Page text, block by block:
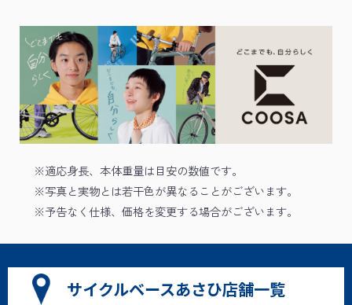
※適応身長、本体重量は目安の数値です。
※写真と実物とは若干色が異なることがございます。
※予告なく仕様、価格を変更する場合がございます。
サイクルベースあさひ店舗一覧